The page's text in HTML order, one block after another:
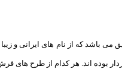
که از نام های ایرانی و
در رنگ های سرمه ای, کرم نسکافه ای , فیلی , بادامی , بژ و